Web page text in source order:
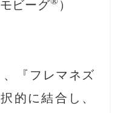
ビーグ ）
、『フレマネズ
的に結合し、